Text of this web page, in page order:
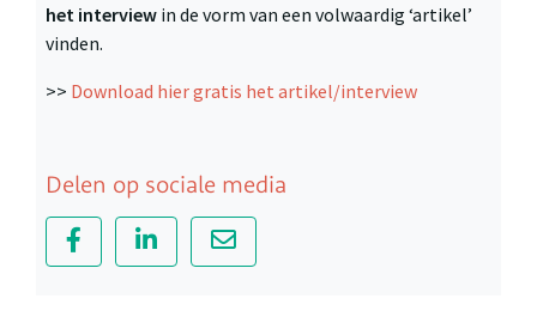
het interview in de vorm van een volwaardig ‘artikel’
vinden.
>> Download hier gratis het artikel/interview
Delen op sociale media